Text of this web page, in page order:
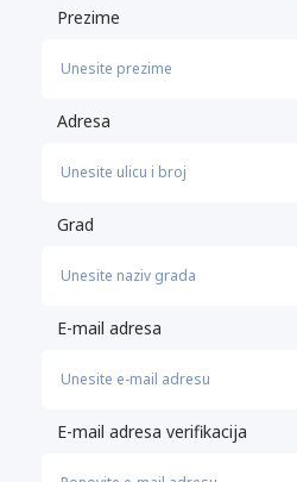
Prezime
Adresa
Grad
E-mail adresa
E-mail adresa verifikacija